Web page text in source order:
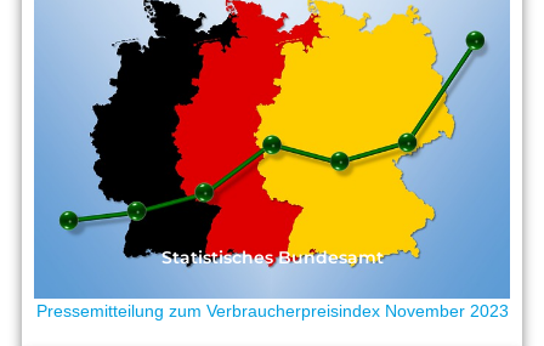
Statistisches Bundesamt
Pressemitteilung zum Verbraucherpreisindex November 2023